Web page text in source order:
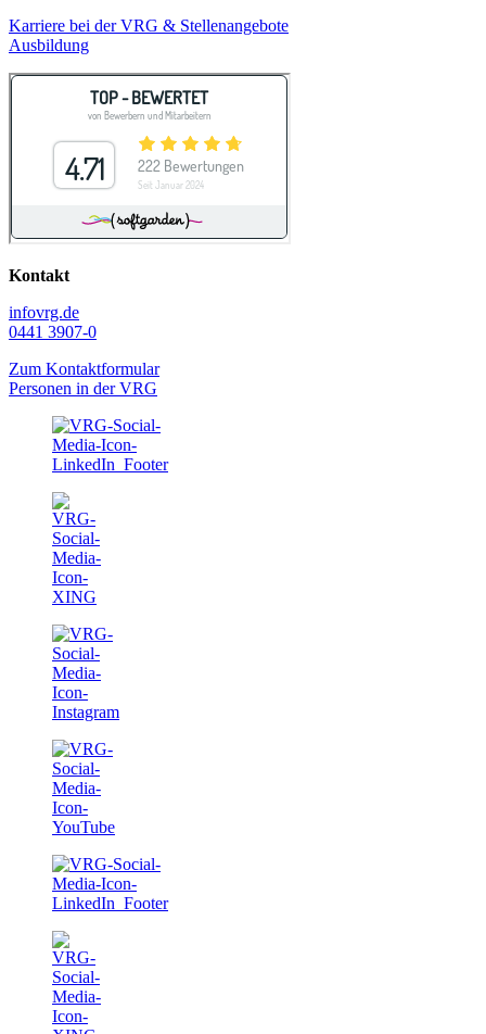
Karriere bei der VRG & Stellenangebote
Ausbildung
Kontakt
infovrg.de
0441 3907-0
Zum Kontaktformular
Personen in der VRG